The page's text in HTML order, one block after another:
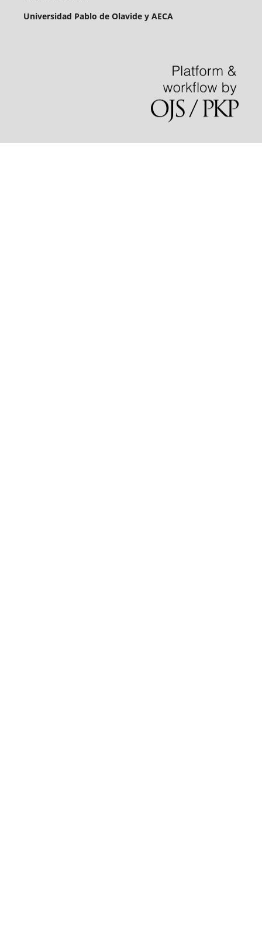
Universidad Pablo de Olavide y AECA